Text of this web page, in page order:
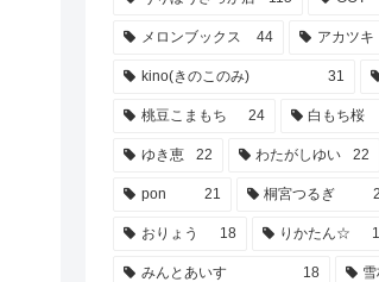
メロンブックス 44 アカツキ
kino(きのこのみ) 31
桃豆こまもち 24 白もち桜
ゆき恵 22 わたがしゆい 22
pon 21 桐宮つるぎ
おりょう 18 りかたん☆
みんとあいす 18